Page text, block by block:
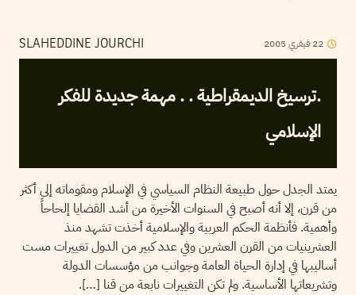
SLAHEDDINE JOURCHI 22 فيفري 2005
.ترسيخ الديمقراطية . . مهمة جديدة للفكر
الإسلامي
يمتد الجدل حول طبيعة النظام السياسي في الإسلام ومقوماته إلى أكثر
من قرن، إلا أنه أصبح في السنوات الأخيرة من أشد القضايا إلحاحاً
وأهمية. فأنظمة الحكم العربية والإسلامية أخذت تشهد منذ
العشرينيات من القرن العشرين وفي عدد كبير من الدول تغييرات مست
أساليبها في إدارة الحياة العامة وجوانب من مؤسسات الدولة
وتشريعاتها الأساسية. ولم تكن التغييرات نابعة من قنا […].